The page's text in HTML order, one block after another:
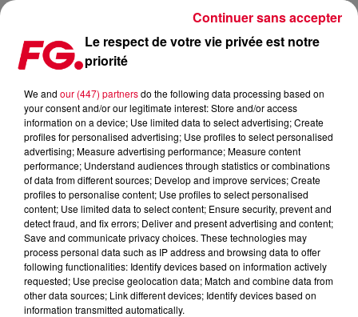
FG MIX DANCE : GRYFFIN
Le respect de votre vie privée est notre
priorité
We and our (447) partnersdo the following data processing based on
your consent and/or our legitimate interest: Store and/or access
information on a device; Use limited data to select advertising; Create
profiles for personalised advertising; Use profiles to select personalised
advertising; Measure advertising performance; Measure content
performance; Understand audiences through statistics or combinations
of data from different sources; Develop and improve services; Create
profiles to personalise content; Use profiles to select personalised
content; Use limited data to select content; Ensure security, prevent and
detect fraud, and fix errors; Deliver and present advertising and content;
Save and communicate privacy choices. These technologies may
process personal data such as IP address and browsing data to offer
following functionalities: Identify devices based on information actively
requested; Use precise geolocation data; Match and combine data from
other data sources; Link different devices; Identify devices based on
information transmitted automatically.
Continuer sans accepter